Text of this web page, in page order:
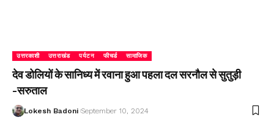
उत्तरकाशी उत्तराखंड पर्यटन फीचर्ड सामाजिक
देव डोलियों के सानिध्य में रवाना हुआ पहला दल सरनौल से सुतुड़ी
-सरुताल
Lokesh Badoni September 10, 2024